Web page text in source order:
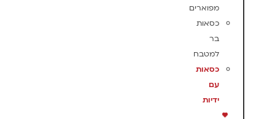
מפוארים
כסאות
בר
למטבח
כסאות
עם
ידיות